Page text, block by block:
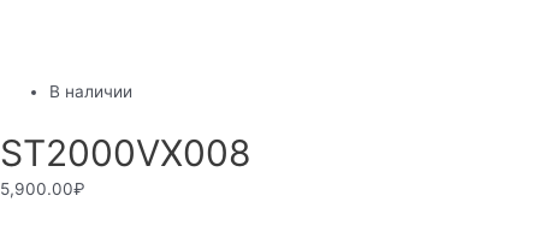
В наличии
ST2000VX008
5,900.00₽